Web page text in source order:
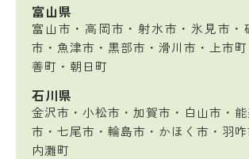
富山県
富山市・高岡市・射水市・氷見市・
市・魚津市・黒部市・滑川市・上市
善町・朝日町
石川県
金沢市・小松市・加賀市・白山市・
市・七尾市・輪島市・かほく市・羽咋
内灘町